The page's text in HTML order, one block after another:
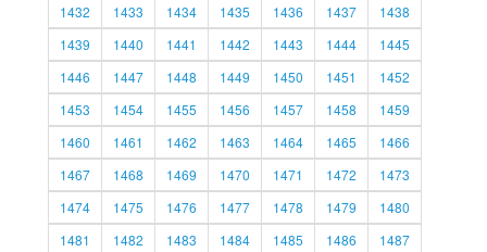
1432 1433 1434 1435 1436 1437
1438
1439
1440 1441 1442 1443 1444
1445
1446
1447 1448 1449 1450 1451
1452
1453
1454 1455 1456 1457 1458
1459
1460
1461 1462 1463 1464 1465
1466
1467
1468 1469 1470 1471 1472
1473
1474
1475 1476 1477 1478 1479
1480
1481
1482 1483 1484 1485 1486
1487